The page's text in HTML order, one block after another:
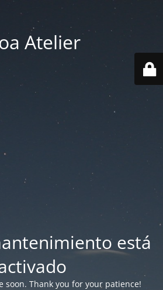
Atelier
está
soon. Thank you for your patience!